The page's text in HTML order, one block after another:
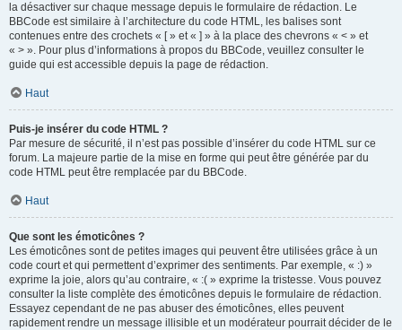
la désactiver sur chaque message depuis le formulaire de rédaction. Le
BBCode est similaire à l’architecture du code HTML, les balises sont
contenues entre des crochets « [ » et « ] » à la place des chevrons « < » et
« > ». Pour plus d’informations à propos du BBCode, veuillez consulter le
guide qui est accessible depuis la page de rédaction.
Haut
Puis-je insérer du code HTML ?
Par mesure de sécurité, il n’est pas possible d’insérer du code HTML sur ce
forum. La majeure partie de la mise en forme qui peut être générée par du
code HTML peut être remplacée par du BBCode.
Haut
Que sont les émoticônes ?
Les émoticônes sont de petites images qui peuvent être utilisées grâce à un
code court et qui permettent d’exprimer des sentiments. Par exemple, « :) »
exprime la joie, alors qu’au contraire, « :( » exprime la tristesse. Vous pouvez
consulter la liste complète des émoticônes depuis le formulaire de rédaction.
Essayez cependant de ne pas abuser des émoticônes, elles peuvent
rapidement rendre un message illisible et un modérateur pourrait décider de le